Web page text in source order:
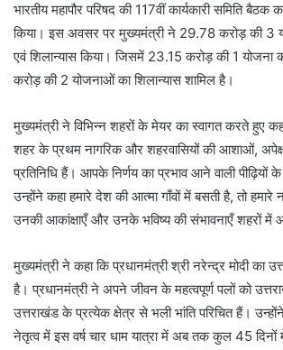
भारतीय महापौर परिषद की 117वीं कार्यकारी समिति बैठक
किया। इस अवसर पर मुख्यमंत्री ने 29.78 करोड़ की 3
एवं शिलान्यास किया। जिसमें 23.15 करोड़ की 1 योजना
करोड़ की 2 योजनाओं का शिलान्यास शामिल है।
मुख्यमंत्री ने विभिन्न शहरों के मेयर का स्वागत करते हुए
शहर के प्रथम नागरिक और शहरवासियों की आशाओं,
प्रतिनिधि हैं। आपके निर्णय का प्रभाव आने वाली पीढ़ियों
उन्होंने कहा हमारे देश की आत्मा गाँवों में बसती है, तो हमारे
उनकी आकांक्षाएँ और उनके भविष्य की संभावनाएँ शहरों में
मुख्यमंत्री ने कहा कि प्रधानमंत्री श्री नरेन्द्र मोदी का
है। प्रधानमंत्री ने अपने जीवन के महत्वपूर्ण पलों को
उत्तराखंड के प्रत्येक क्षेत्र से भली भांति परिचित हैं।
नेतृत्व में इस वर्ष चार धाम यात्रा में अब तक कुल 45